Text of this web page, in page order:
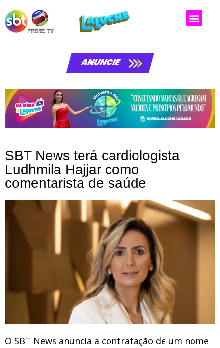
ANUNCIE
SBT News terá cardiologista
Ludhmila Hajjar como
comentarista de saúde
O SBT News anuncia a contratação de um nome